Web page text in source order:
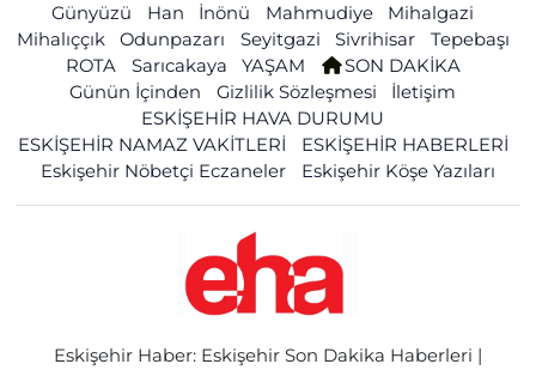
Günyüzü
Han İnönü Mahmudiye
Mihalgazi
Mihalıççık
Odunpazarı Seyitgazi Sivrihisar
Tepebaşı
ROTA
Sarıcakaya YAŞAM
SON DAKİKA
Günün İçinden
Gizlilik Sözleşmesi
İletişim
ESKİŞEHİR HAVA DURUMU
ESKİŞEHİR NAMAZ VAKİTLERİ
ESKİŞEHİR HABERLERİ
Eskişehir Nöbetçi Eczaneler
Eskişehir Köşe Yazıları
Eskişehir Haber: Eskişehir Son Dakika Haberleri |